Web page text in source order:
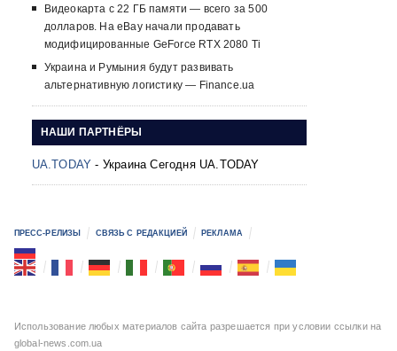
Видеокарта с 22 ГБ памяти — всего за 500
долларов. На eBay начали продавать
модифицированные GeForce RTX 2080 Ti
Украина и Румыния будут развивать
альтернативную логистику — Finance.ua
НАШИ ПАРТНЁРЫ
UA.TODAY - Украина Сегодня UA.TODAY
ПРЕСС-РЕЛИЗЫ СВЯЗЬ С РЕДАКЦИЕЙ РЕКЛАМА
Использование любых материалов сайта разрешается при условии ссылки на
global-news.com.ua